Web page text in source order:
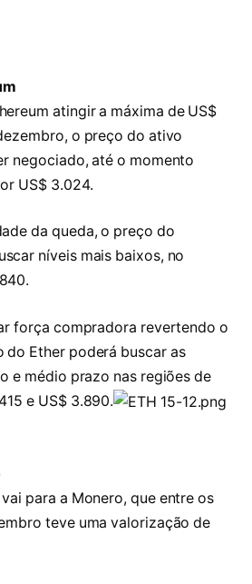
atingir a máxima de US$
o preço do ativo
negociado, até o momento
US$ 3.024.
da queda, o preço do
níveis mais baixos, no
força compradora revertendo o
do Ether poderá buscar as
e médio prazo nas regiões de
e US$ 3.890.
para a Monero, que entre os
teve uma valorização de